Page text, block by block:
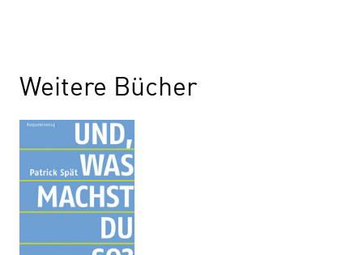
Weitere Bücher